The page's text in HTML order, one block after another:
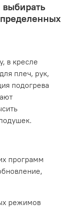
выбирать
в кресле
плеч, рук,
подогрева
программ
режимов